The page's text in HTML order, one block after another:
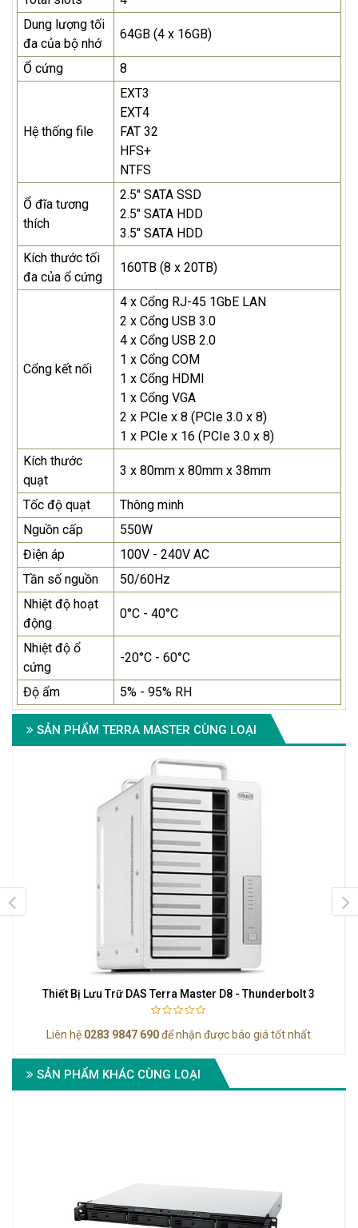
Dung lượng tối
đa của bộ nhớ
64GB (4 x 16GB)
Ổ cứng 8
Hệ thống file
EXT3
EXT4
FAT 32
HFS+
NTFS
Ổ đĩa tương
thích
2.5" SATA SSD
2.5" SATA HDD
3.5" SATA HDD
Kích thước tối
đa của ổ cứng
160TB (8 x 20TB)
Cổng kết nối
4 x Cổng RJ-45 1GbE LAN
2 x Cổng USB 3.0
4 x Cổng USB 2.0
1 x Cổng COM
1 x Cổng HDMI
1 x Cổng VGA
2 x PCIe x 8 (PCIe 3.0 x 8)
1 x PCIe x 16 (PCIe 3.0 x 8)
Kích thước
quạt
3 x 80mm x 80mm x 38mm
Tốc độ quạt
Thông minh
Nguồn cấp
550W
Điện áp
100V - 240V AC
Tần số nguồn
50/60Hz
Nhiệt độ hoạt
động
0°C - 40°C
Nhiệt độ ổ
cứng
-20°C - 60°C
Độ ẩm 5% - 95% RH
SẢN PHẨM TERRA MASTER CÙNG LOẠI
Thiết Bị Lưu Trữ DAS Terra Master D8 - Thunderbolt 3
Liên hệ 0283 9847 690để nhận được báo giá tốt nhất
SẢN PHẨM KHÁC CÙNG LOẠI